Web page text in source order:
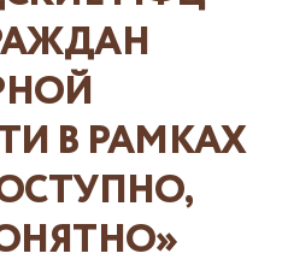
В РАМКАХ